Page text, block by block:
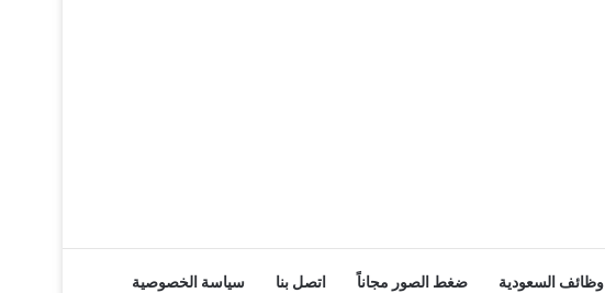
وظائف السعودية ضغط الصور مجاناً اتصل بنا سياسة الخصوصية